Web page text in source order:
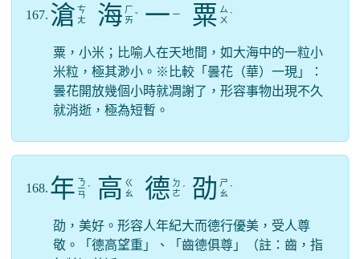
167. 滄 ㄘ
ㄤ
海 ㄏ
ㄞ ˇ 一 ㄧ 粟 ㄙ
ㄨ ˋ
粟，小米；比喻人在天地間，如大海中的一粒小
米粒，極其渺小。※比較「曇花（華）一現」：
曇花開放幾個小時就凋謝了，形容事物出現不久
就消逝，極為短暫。
168. 年 ㄋ
ㄧ
ㄢ
ˊ 高 ㄍ
ㄠ
德 ㄉ
ㄜ ˊ 劭 ㄕ
ㄠ ˋ
劭，美好。形容人年紀大而德行優美，受人尊
敬。「德高望重」、「齒德俱尊」（註：齒，指